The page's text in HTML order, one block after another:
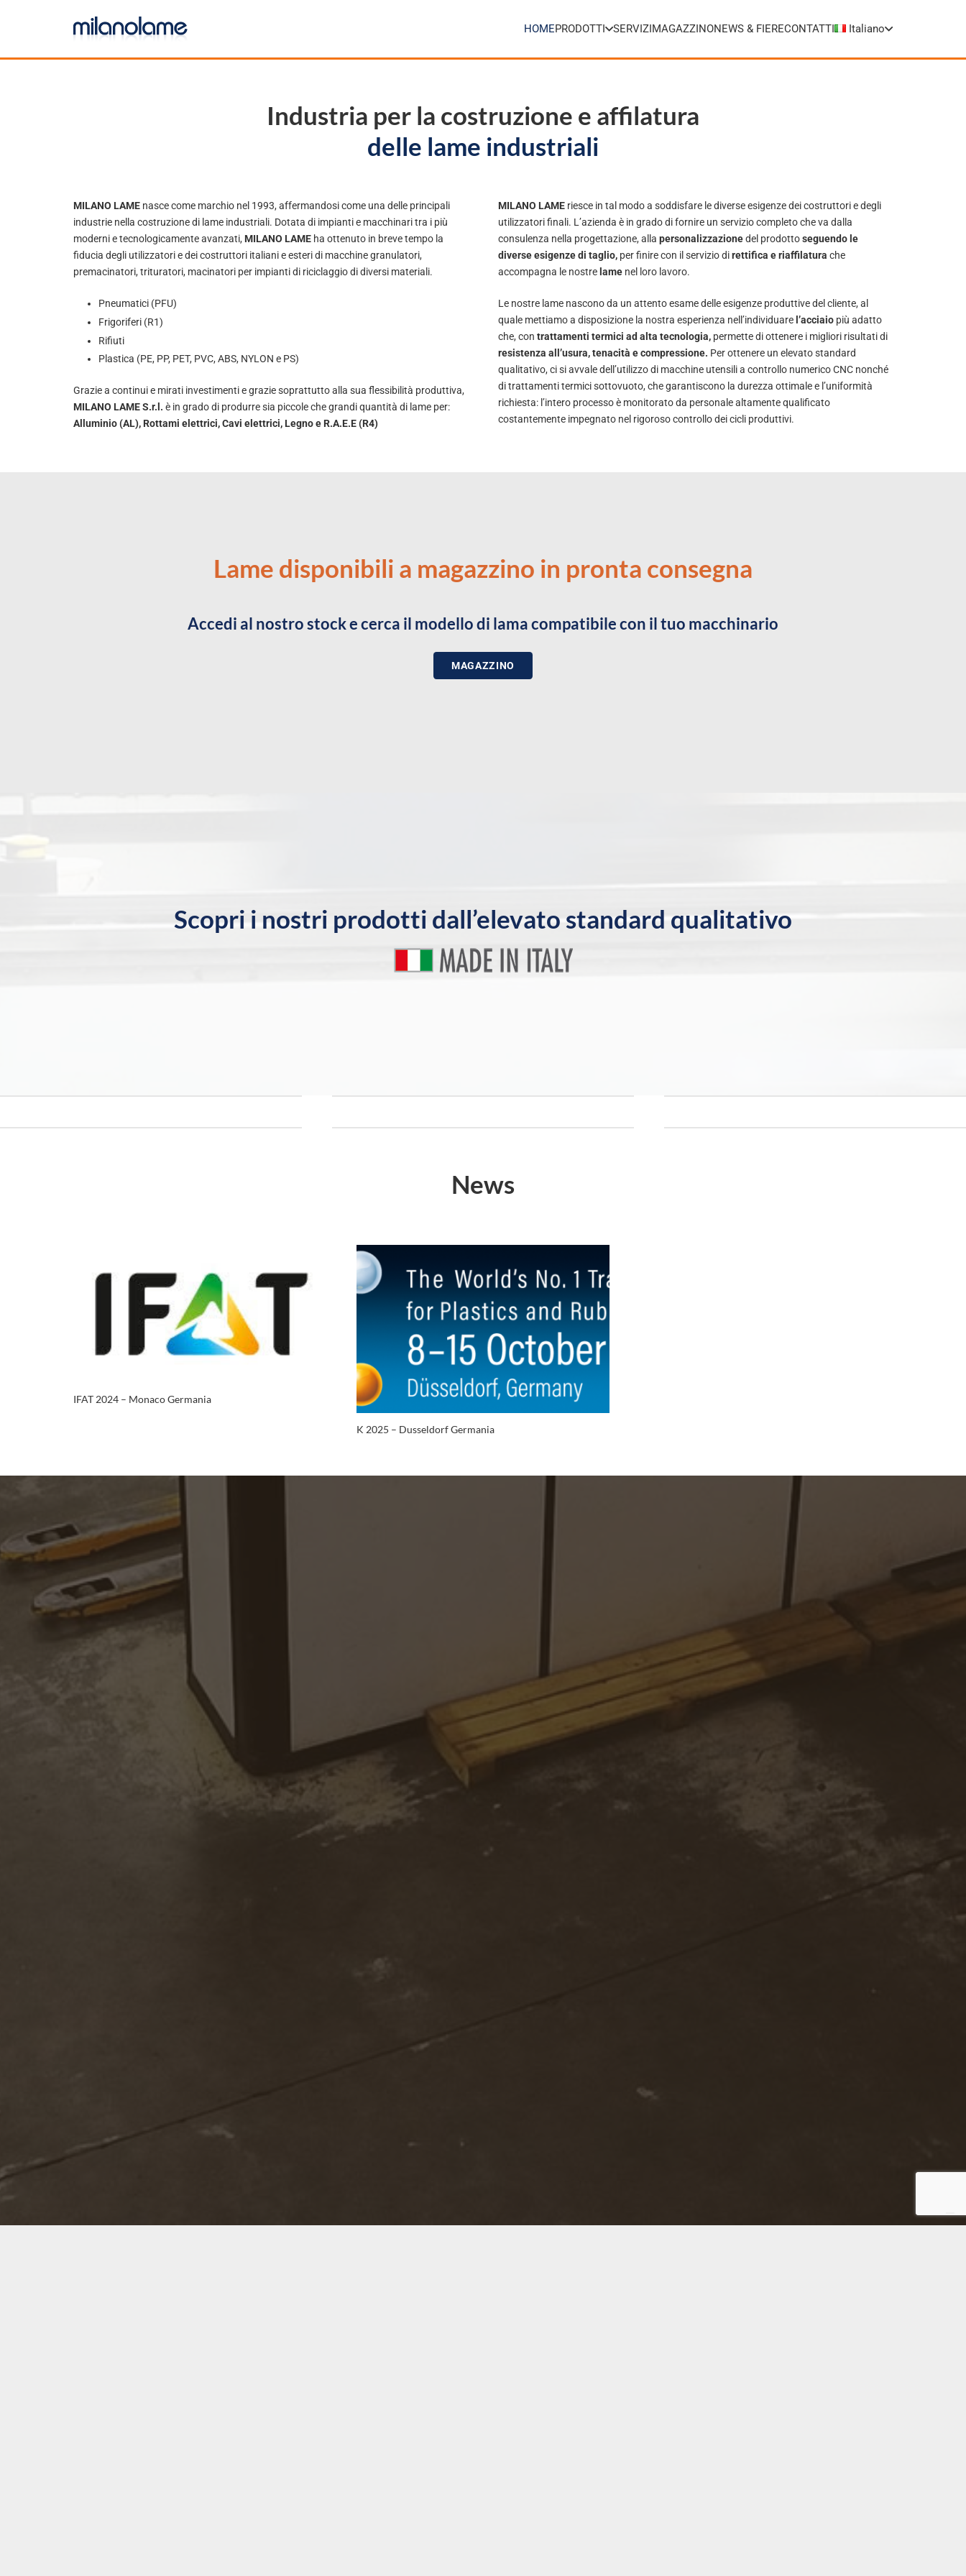
HOMEPRODOTTI SERVIZIMAGAZZINONEWS & FIERECONTATTI Italiano
Industria per la costruzione e affilatura
delle lame industriali
MILANO LAME nasce come marchio nel 1993, affermandosi come una delle principali
industrie nella costruzione di lame industriali. Dotata di impianti e macchinari tra i più
moderni e tecnologicamente avanzati, MILANO LAME ha ottenuto in breve tempo la
fiducia degli utilizzatori e dei costruttori italiani e esteri di macchine granulatori,
premacinatori, trituratori, macinatori per impianti di riciclaggio di diversi materiali.
Pneumatici (PFU)
Frigoriferi (R1)
Rifiuti
Plastica (PE, PP, PET, PVC, ABS, NYLON e PS)
Grazie a continui e mirati investimenti e grazie soprattutto alla sua flessibilità produttiva,
MILANO LAME S.r.l. è in grado di produrre sia piccole che grandi quantità di lame per:
Alluminio (AL), Rottami elettrici, Cavi elettrici, Legno e R.A.E.E (R4)
MILANO LAME riesce in tal modo a soddisfare le diverse esigenze dei costruttori e degli
utilizzatori finali. L’azienda è in grado di fornire un servizio completo che va dalla
consulenza nella progettazione, alla personalizzazionedel prodottoseguendo le
diverse esigenze di taglio, per finire con il servizio direttifica e riaffilatura che
accompagna le nostre lame nel loro lavoro.
Le nostre lame nascono da un attento esame delle esigenze produttive del cliente, al
quale mettiamo a disposizione la nostra esperienza nell’individuare l’acciaio più adatto
che, con trattamenti termici ad alta tecnologia, permette di ottenere i migliori risultati di
resistenza all’usura, tenacità e compressione. Per ottenere un elevato standard
qualitativo, ci si avvale dell’utilizzo di macchine utensili a controllo numerico CNC nonché
di trattamenti termici sottovuoto, che garantiscono la durezza ottimale e l’uniformità
richiesta: l’intero processo è monitorato da personale altamente qualificato
costantemente impegnato nel rigoroso controllo dei cicli produttivi.
Lame disponibili a magazzino in pronta consegna
Accedi al nostro stock e cerca il modello di lama compatibile con il tuo macchinario
MAGAZZINO
Scopri i nostri prodotti dall’elevato standard qualitativo
News
IFAT 2024 – Monaco Germania
K 2025 – Dusseldorf Germania